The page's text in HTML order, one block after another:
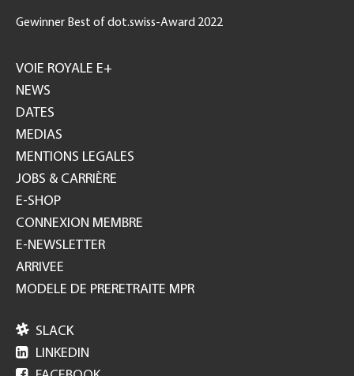
Gewinner Best of dot.swiss-Award 2022
GH
VOIE ROYALE E+
NEWS
DATES
MEDIAS
MENTIONS LEGALES
JOBS & CARRIÈRE
E-SHOP
CONNEXION MEMBRE
E-NEWSLETTER
ARRIVEE
MODELE DE PRERETRAITE MPR
 SLACK
 LINKEDIN